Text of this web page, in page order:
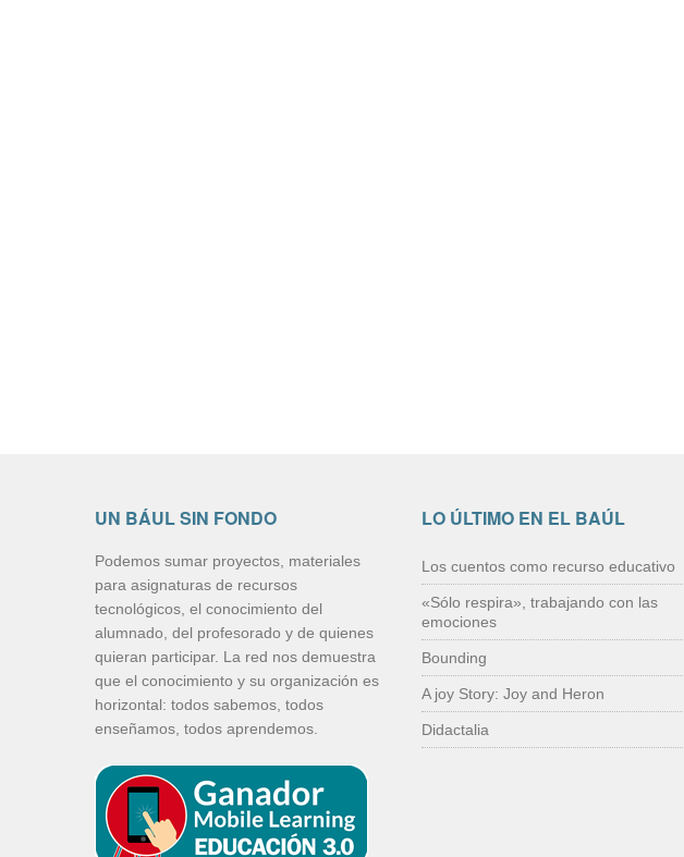
UN BÁUL SIN FONDO
Podemos sumar proyectos, materiales
para asignaturas de recursos
tecnológicos, el conocimiento del
alumnado, del profesorado y de quienes
quieran participar. La red nos demuestra
que el conocimiento y su organización es
horizontal: todos sabemos, todos
enseñamos, todos aprendemos.
LO ÚLTIMO EN EL BAÚL
Los cuentos como recurso educativo
«Sólo respira», trabajando con las
emociones
Bounding
A joy Story: Joy and Heron
Didactalia